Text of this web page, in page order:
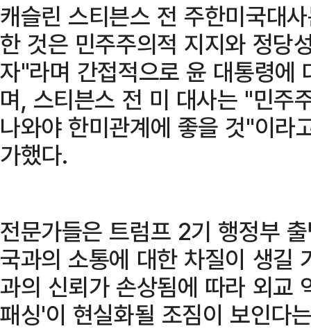
캐슬린 스티븐스 전 주한미국대
한 것은 민주주의적 지지와 정당
자"라며 간접적으로 윤 대통령에
며, 스티븐스 전 미 대사는 "민주
나와야 한미관계에 좋을 것"이라
가했다.
전문가들은 트럼프 2기 행정부
국과의 소통에 대한 차질이 생길
과의 신뢰가 손상됨에 따라 외교
패싱'이 현실화될 조짐이 보인다